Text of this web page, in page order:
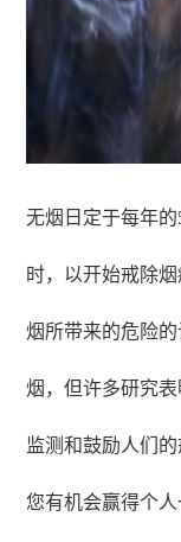
无烟日定于每年
时，以开始戒除
烟所带来的危险
烟，但许多研究
监测和鼓励人们
您有机会赢得个人